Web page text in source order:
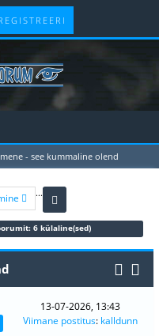
- see kummaline olend
...
6 külaline(sed)
13-07-2026, 13:43
Viimane postitus: kalldunn